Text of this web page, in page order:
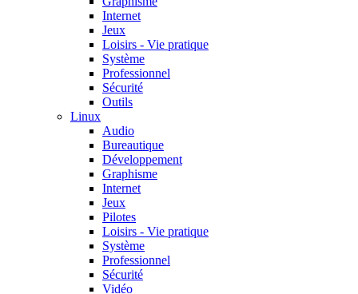
Internet
Jeux
Loisirs - Vie pratique
Système
Professionnel
Sécurité
Outils
Linux
Audio
Bureautique
Développement
Graphisme
Internet
Jeux
Pilotes
Loisirs - Vie pratique
Système
Professionnel
Sécurité
Vidéo